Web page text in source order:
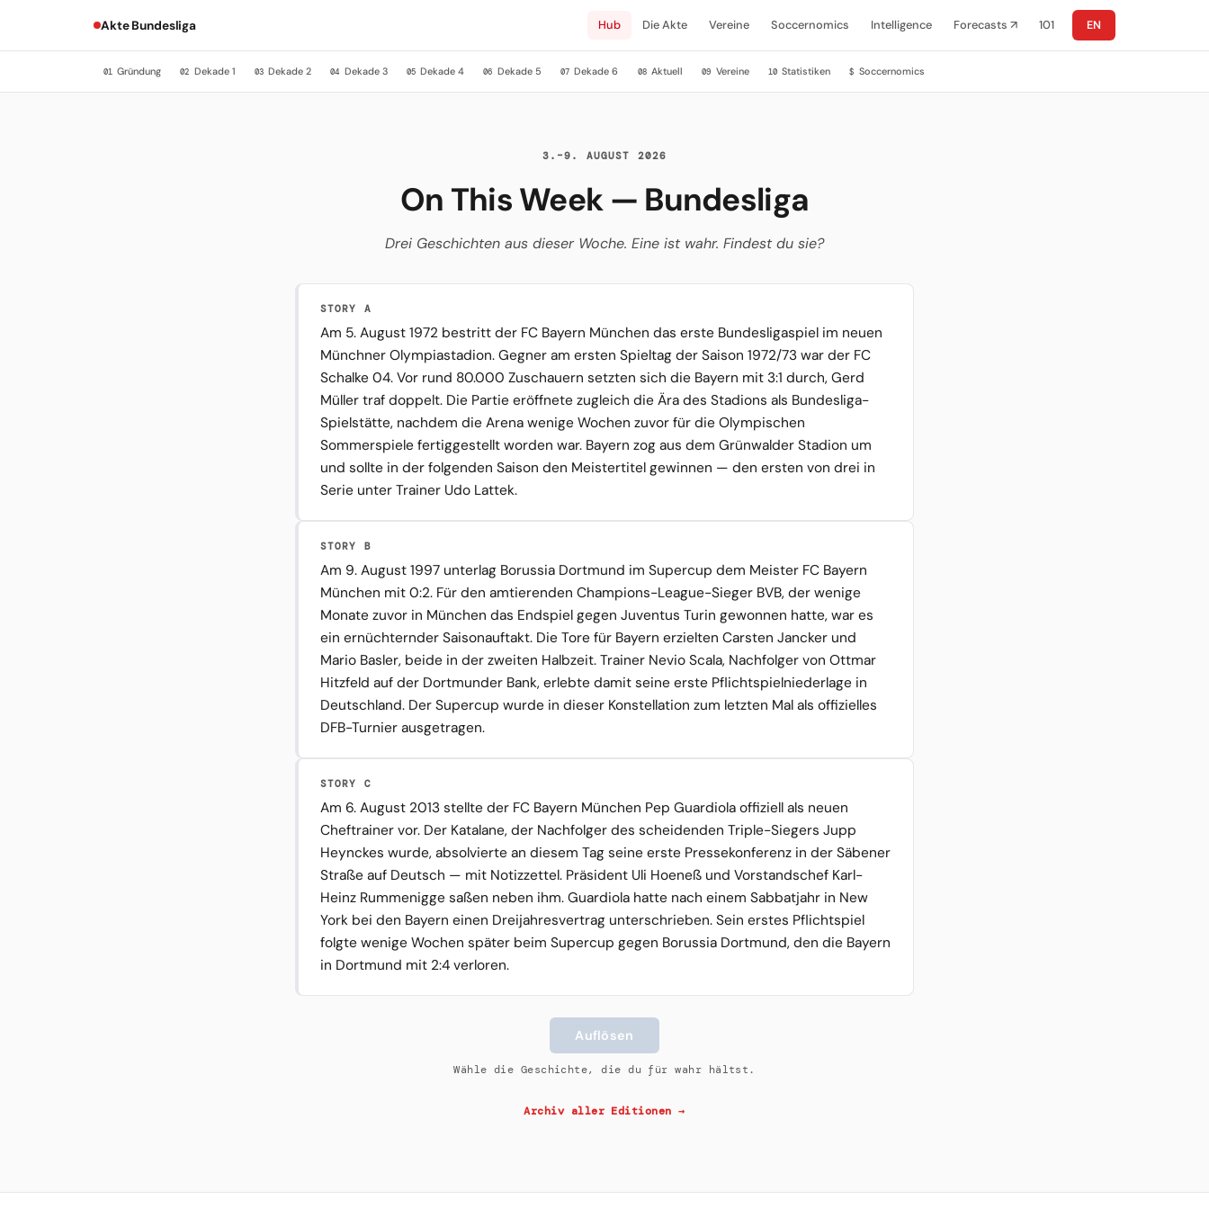
Akte Bundesliga Hub Die Akte Vereine Soccernomics Intelligence Forecasts ↗ 101 EN
01 Gründung 02 Dekade 1 03 Dekade 2 04 Dekade 3 05 Dekade 4 06 Dekade 5 07 Dekade 6 08 Aktuell 09 Vereine 10 Statistiken $ Soccernomics
3.–9. AUGUST 2026
On This Week — Bundesliga
Drei Geschichten aus dieser Woche. Eine ist wahr. Findest du sie?
STORY A
Am 5. August 1972 bestritt der FC Bayern München das erste Bundesligaspiel im neuen
Münchner Olympiastadion. Gegner am ersten Spieltag der Saison 1972/73 war der FC
Schalke 04. Vor rund 80.000 Zuschauern setzten sich die Bayern mit 3:1 durch, Gerd
Müller traf doppelt. Die Partie eröffnete zugleich die Ära des Stadions als Bundesliga-
Spielstätte, nachdem die Arena wenige Wochen zuvor für die Olympischen
Sommerspiele fertiggestellt worden war. Bayern zog aus dem Grünwalder Stadion um
und sollte in der folgenden Saison den Meistertitel gewinnen — den ersten von drei in
Serie unter Trainer Udo Lattek.
STORY B
Am 9. August 1997 unterlag Borussia Dortmund im Supercup dem Meister FC Bayern
München mit 0:2. Für den amtierenden Champions-League-Sieger BVB, der wenige
Monate zuvor in München das Endspiel gegen Juventus Turin gewonnen hatte, war es
ein ernüchternder Saisonauftakt. Die Tore für Bayern erzielten Carsten Jancker und
Mario Basler, beide in der zweiten Halbzeit. Trainer Nevio Scala, Nachfolger von Ottmar
Hitzfeld auf der Dortmunder Bank, erlebte damit seine erste Pflichtspielniederlage in
Deutschland. Der Supercup wurde in dieser Konstellation zum letzten Mal als offizielles
DFB-Turnier ausgetragen.
STORY C
Am 6. August 2013 stellte der FC Bayern München Pep Guardiola offiziell als neuen
Cheftrainer vor. Der Katalane, der Nachfolger des scheidenden Triple-Siegers Jupp
Heynckes wurde, absolvierte an diesem Tag seine erste Pressekonferenz in der Säbener
Straße auf Deutsch — mit Notizzettel. Präsident Uli Hoeneß und Vorstandschef Karl-
Heinz Rummenigge saßen neben ihm. Guardiola hatte nach einem Sabbatjahr in New
York bei den Bayern einen Dreijahresvertrag unterschrieben. Sein erstes Pflichtspiel
folgte wenige Wochen später beim Supercup gegen Borussia Dortmund, den die Bayern
in Dortmund mit 2:4 verloren.
Auflösen
Wähle die Geschichte, die du für wahr hältst.
Archiv aller Editionen →